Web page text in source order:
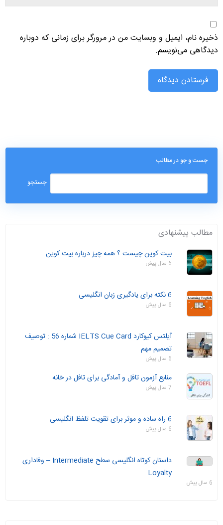
ذخیره نام، ایمیل و وبسایت من در مرورگر برای زمانی که دوباره
دیدگاهی می‌نویسم.
جست و جو در مطالب
مطالب پیشنهادی
بیت کوین چیست ؟ همه چیز درباره بیت کوین
6 سال پیش
6 نکته برای یادگیری زبان انگلیسی
6 سال پیش
آیلتس کیوکارد IELTS Cue Card شماره 56 : توصیف
تصمیم مهم
6 سال پیش
منابع آزمون تافل و آمادگی برای تافل در خانه
7 سال پیش
6 راه ساده و موثر برای تقویت تلفظ انگلیسی
6 سال پیش
داستان‌ کوتاه انگلیسی سطح Intermediate – وفاداری
Loyalty
6 سال پیش